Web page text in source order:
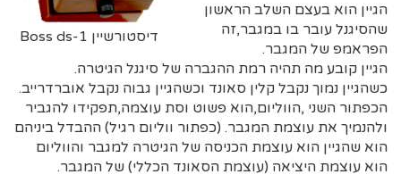
דיסטורשיין Boss ds-1
הגיין הוא בעצם השלב הראשון
שהסיגנל עובר בו במגבר,זה
הפראמפ של המגבר.
הגיין קובע מה תהיה רמת ההגברה של סיגנל הגיטרה.
כשהגיין נמוך נקבל קלין סאונד וכשהגיין גבוה נקבל אוברדרייב.
הכפתור השני ,הווליום,הוא פשוט וסת עוצמה,תפקידו להגביר
ולהנמיך את עוצמת המגבר. (כפתור ווליום רגיל) ההבדל ביניהם
הוא שהגיין הוא עוצמת הכניסה של הגיטרה למגבר והווליום
הוא עוצמת היציאה (עוצמת הסאונד הכללי) של המגבר.